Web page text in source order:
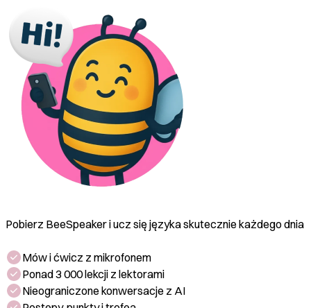
Pobierz BeeSpeaker i ucz się języka skutecznie każdego dnia
Mów i ćwicz z mikrofonem
Ponad 3 000 lekcji z lektorami
Nieograniczone konwersacje z AI